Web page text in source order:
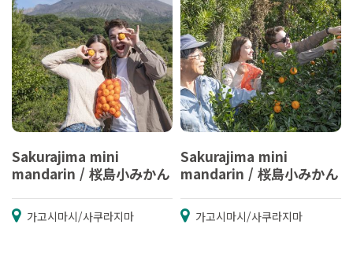
Sakurajima mini
mandarin / 桜島小みかん
가고시마시/사쿠라지마
Sakurajima mini
mandarin / 桜島小みかん
가고시마시/사쿠라지마